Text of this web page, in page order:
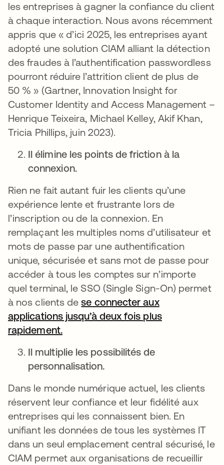
les entreprises à gagner la confiance du client
à chaque interaction. Nous avons récemment
appris que « d’ici 2025, les entreprises ayant
adopté une solution CIAM alliant la détection
des fraudes à l’authentification passwordless
pourront réduire l’attrition client de plus de
50 % » (Gartner, Innovation Insight for
Customer Identity and Access Management –
Henrique Teixeira, Michael Kelley, Akif Khan,
Tricia Phillips, juin 2023).
Il élimine les points de friction à la
connexion.
Rien ne fait autant fuir les clients qu’une
expérience lente et frustrante lors de
l’inscription ou de la connexion. En
remplaçant les multiples noms d’utilisateur et
mots de passe par une authentification
unique, sécurisée et sans mot de passe pour
accéder à tous les comptes sur n’importe
quel terminal, le SSO (Single Sign-On) permet
à nos clients dese connecter aux
applications jusqu’à deux fois plus
rapidement.
Il multiplie les possibilités de
personnalisation.
Dans le monde numérique actuel, les clients
réservent leur confiance et leur fidélité aux
entreprises qui les connaissent bien. En
unifiant les données de tous les systèmes IT
dans un seul emplacement central sécurisé, le
CIAM permet aux organisations de recueillir